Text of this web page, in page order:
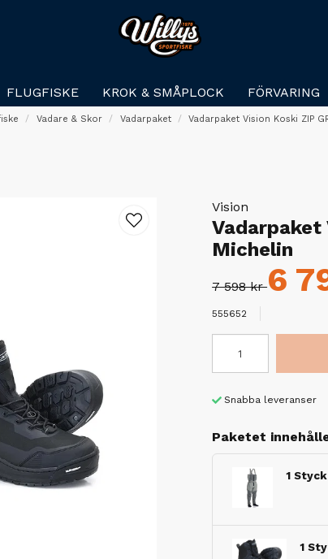
FLUGFISKE KROK & SMÅPLOCK FÖRVARING
Vadare & Skor Vadarpaket Vadarpaket Vision Koski ZIP
Vision
Vadarpaket
Michelin
7 598 kr6
555652
Snabba leveranser
Paketet
1
1